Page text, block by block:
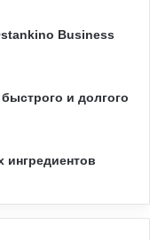
Business
и долгого
ингредиентов